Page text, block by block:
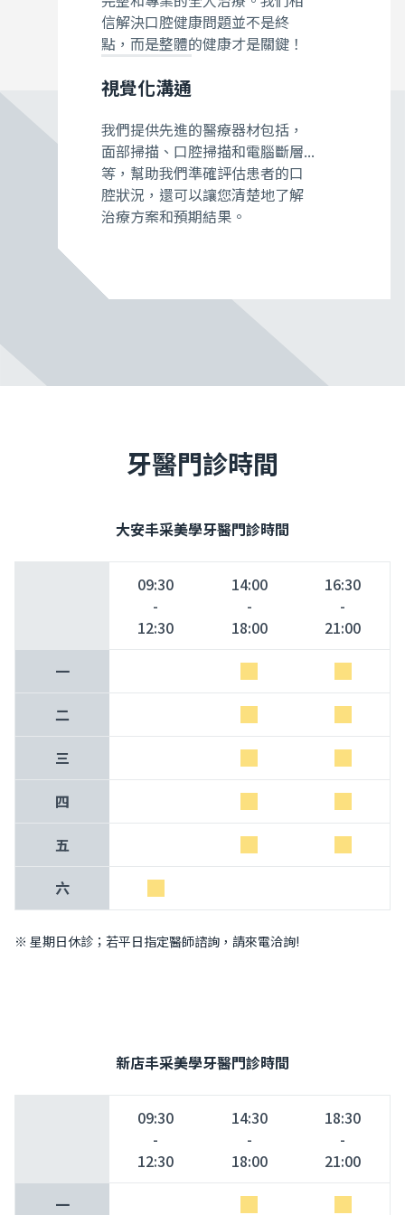
信解決口腔健康問題並不是終
點，而是整體的健康才是關鍵！
視覺化溝通
我們提供先進的醫療器材包括，
面部掃描、口腔掃描和電腦斷層...
等，幫助我們準確評估患者的口
腔狀況，還可以讓您清楚地了解
治療方案和預期結果。
牙醫門診時間
大安丰采美學牙醫門診時間
09:30
-
12:30
14:00
-
18:00
16:30
-
21:00
一
二
三
四
五
六
※ 星期日休診；若平日指定醫師諮詢，請來電洽詢!
新店丰采美學牙醫門診時間
09:30
-
12:30
14:30
-
18:00
18:30
-
21:00
一